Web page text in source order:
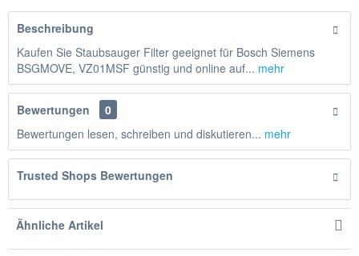
Beschreibung
Kaufen Sie Staubsauger Filter geeignet für Bosch Siemens
BSGMOVE, VZ01MSF günstig und online auf... mehr
Bewertungen
0
Bewertungen lesen, schreiben und diskutieren... mehr
Trusted Shops Bewertungen
Ähnliche Artikel